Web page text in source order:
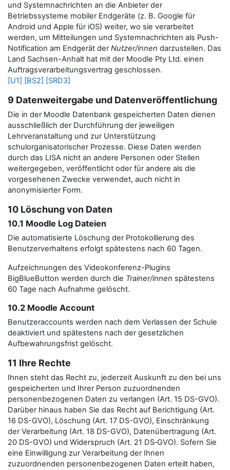
und Systemnachrichten an die Anbieter der
Betriebssysteme mobiler Endgeräte (z. B. Google für
Android und Apple für iOS) weiter, wo sie verarbeitet
werden, um Mitteilungen und Systemnachrichten als Push-
Notification am Endgerät derNutzer/innen darzustellen. Das
Land Sachsen-Anhalt hat mit der Moodle Pty Ltd. einen
Auftragsverarbeitungsvertrag geschlossen.
[U1] [BS2] [SRD3]
9 Datenweitergabe und Datenveröffentlichung
Die in der Moodle Datenbank gespeicherten Daten dienen
ausschließlich der Durchführung der jeweiligen
Lehrveranstaltung und zur Unterstützung
schulorganisatorischer Prozesse. Diese Daten werden
durch das LISA nicht an andere Personen oder Stellen
weitergegeben, veröffentlicht oder für andere als die
vorgesehenen Zwecke verwendet, auch nicht in
anonymisierter Form.
10 Löschung von Daten
10.1 Moodle Log Dateien
Die automatisierte Löschung der Protokollierung des
Benutzerverhaltens erfolgt spätestens nach 60 Tagen.
Aufzeichnungen des Videokonferenz-Plugins
BigBlueButton werden durch die Trainer/innen spätestens
60 Tage nach Aufnahme gelöscht.
10.2 Moodle Account
Benutzeraccounts werden nach dem Verlassen der Schule
deaktiviert und spätestens nach der gesetzlichen
Aufbewahrungsfrist gelöscht.
11 Ihre Rechte
Ihnen steht das Recht zu, jederzeit Auskunft zu den bei uns
gespeicherten und Ihrer Person zuzuordnenden
personenbezogenen Daten zu verlangen (Art. 15 DS-GVO).
Darüber hinaus haben Sie das Recht auf Berichtigung (Art.
16 DS-GVO), Löschung (Art. 17 DS-GVO), Einschränkung
der Verarbeitung (Art. 18 DS-GVO), Datenübertragung (Art.
20 DS-GVO) und Widerspruch (Art. 21 DS‑GVO). Sofern Sie
eine Einwilligung zur Verarbeitung der Ihnen
zuzuordnenden personenbezogenen Daten erteilt haben,